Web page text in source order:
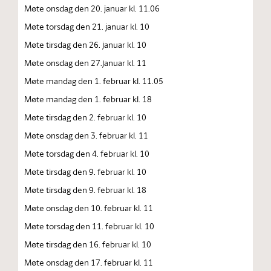
Møte onsdag den 20. januar kl. 11.06
Møte torsdag den 21. januar kl. 10
Møte tirsdag den 26. januar kl. 10
Møte onsdag den 27.januar kl. 11
Møte mandag den 1. februar kl. 11.05
Møte mandag den 1. februar kl. 18
Møte tirsdag den 2. februar kl. 10
Møte onsdag den 3. februar kl. 11
Møte torsdag den 4. februar kl. 10
Møte tirsdag den 9. februar kl. 10
Møte tirsdag den 9. februar kl. 18
Møte onsdag den 10. februar kl. 11
Møte torsdag den 11. februar kl. 10
Møte tirsdag den 16. februar kl. 10
Møte onsdag den 17. februar kl. 11